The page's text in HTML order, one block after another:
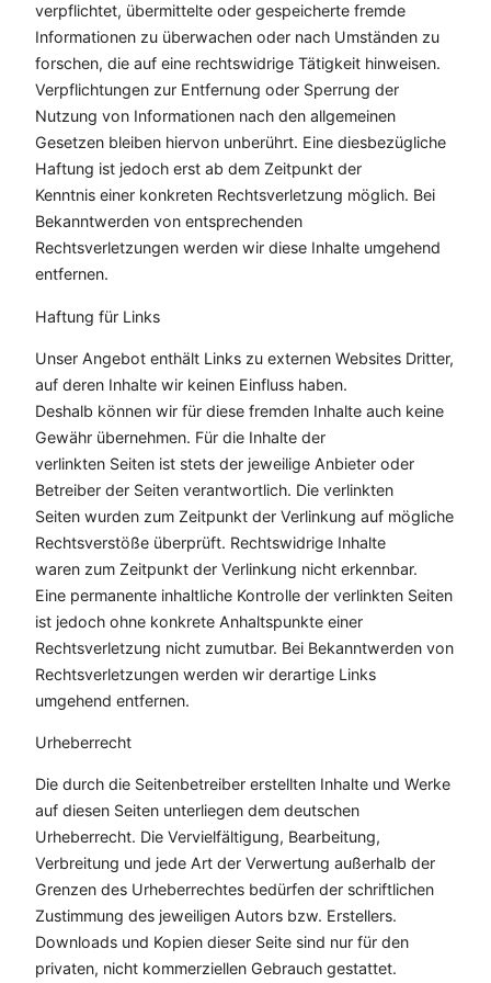
verpflichtet, übermittelte oder gespeicherte fremde
Informationen zu überwachen oder nach Umständen zu
forschen, die auf eine rechtswidrige Tätigkeit hinweisen.
Verpflichtungen zur Entfernung oder Sperrung der
Nutzung von Informationen nach den allgemeinen
Gesetzen bleiben hiervon unberührt. Eine diesbezügliche
Haftung ist jedoch erst ab dem Zeitpunkt der
Kenntnis einer konkreten Rechtsverletzung möglich. Bei
Bekanntwerden von entsprechenden
Rechtsverletzungen werden wir diese Inhalte umgehend
entfernen.
Haftung für Links
Unser Angebot enthält Links zu externen Websites Dritter,
auf deren Inhalte wir keinen Einfluss haben.
Deshalb können wir für diese fremden Inhalte auch keine
Gewähr übernehmen. Für die Inhalte der
verlinkten Seiten ist stets der jeweilige Anbieter oder
Betreiber der Seiten verantwortlich. Die verlinkten
Seiten wurden zum Zeitpunkt der Verlinkung auf mögliche
Rechtsverstöße überprüft. Rechtswidrige Inhalte
waren zum Zeitpunkt der Verlinkung nicht erkennbar.
Eine permanente inhaltliche Kontrolle der verlinkten Seiten
ist jedoch ohne konkrete Anhaltspunkte einer
Rechtsverletzung nicht zumutbar. Bei Bekanntwerden von
Rechtsverletzungen werden wir derartige Links
umgehend entfernen.
Urheberrecht
Die durch die Seitenbetreiber erstellten Inhalte und Werke
auf diesen Seiten unterliegen dem deutschen
Urheberrecht. Die Vervielfältigung, Bearbeitung,
Verbreitung und jede Art der Verwertung außerhalb der
Grenzen des Urheberrechtes bedürfen der schriftlichen
Zustimmung des jeweiligen Autors bzw. Erstellers.
Downloads und Kopien dieser Seite sind nur für den
privaten, nicht kommerziellen Gebrauch gestattet.